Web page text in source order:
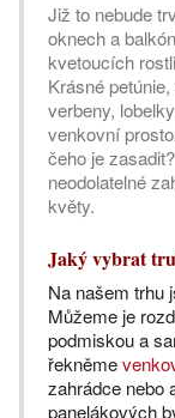
Již to nebude
oknech a
kvetoucích
Krásné
verbeny,
venkovní
čeho je
neodolatelné
květy.
Jaký vybrat
Na našem trhu
Můžeme je
podmiskou a
řekněme
zahrádce nebo
panelákových